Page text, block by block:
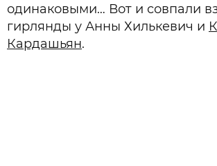
одинаковыми… Вот и совпали
гирлянды у Анны Хилькевич и
Кардашьян.